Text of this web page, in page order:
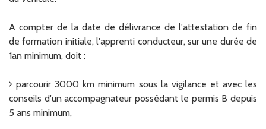
A compter de la date de délivrance de l'attestation de fin
de formation initiale, l'apprenti conducteur, sur une durée de
1an minimum, doit :
parcourir 3000 km minimum sous la vigilance et avec les
conseils d'un accompagnateur possédant le permis B depuis
5 ans minimum,